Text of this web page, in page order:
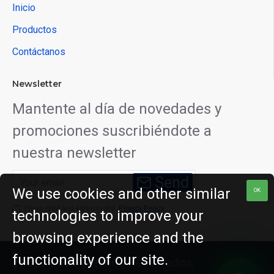
Ambas tapas están diseñadas para
ofrecer soluciones prácticas y
efectivas para diferentes
necesidades de almacenamiento y
transporte de alimentos.
Inicio
Productos
Contáctanos
Newsletter
Mantente al día de novedades y
promociones suscribiéndote a
nuestra newsletter
Send
I have read and agree to the Privacy Policy
Todos Los Derechos Reservados,
OK
We use cookies and other similar
technologies to improve your
browsing experience and the
functionality of our site.